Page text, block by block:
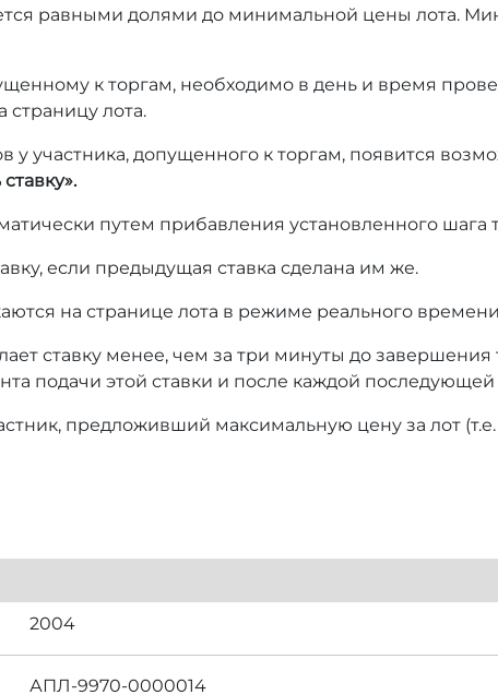
равными долями до минимальной цены лота.
к торгам, необходимо в день и время
страницу лота.
участника, допущенного к торгам, появится
путем прибавления установленного шага
если предыдущая ставка сделана им же.
на странице лота в режиме реального
ставку менее, чем за три минуты до завершения
подачи этой ставки и после каждой последующей
предложивший максимальную цену за лот
2004
АПЛ-9970-0000014